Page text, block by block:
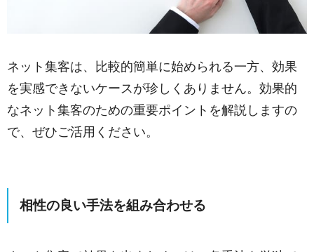
ネット集客は、比較的簡単に始められる一方、効果
を実感できないケースが珍しくありません。効果的
なネット集客のための重要ポイントを解説しますの
で、ぜひご活用ください。
相性の良い手法を組み合わせる